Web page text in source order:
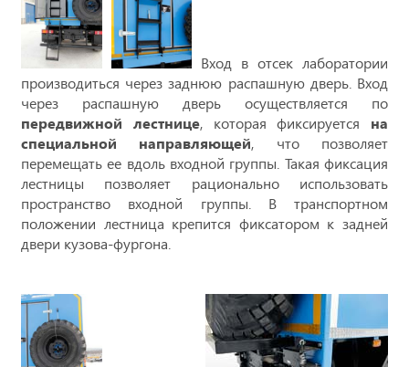
Вход в отсек лаборатории
производиться через заднюю распашную дверь. Вход
через распашную дверь осуществляется по
передвижной лестнице, которая фиксируется на
специальной направляющей, что позволяет
перемещать ее вдоль входной группы. Такая фиксация
лестницы позволяет рационально использовать
пространство входной группы. В транспортном
положении лестница крепится фиксатором к задней
двери кузова-фургона.